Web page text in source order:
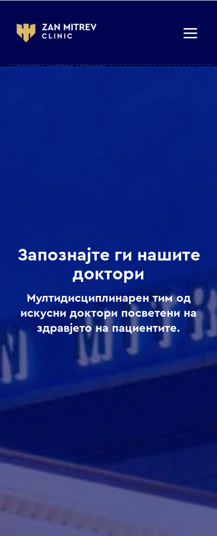
Запознајте ги нашите
доктори
Мултидисциплинарен тим од
искусни доктори посветени на
здравјето на пациентите.